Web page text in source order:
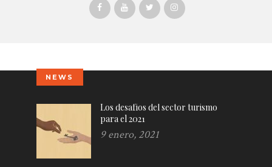
NEWS
Los desafíos del sector turismo
para el 2021
9 enero, 2021